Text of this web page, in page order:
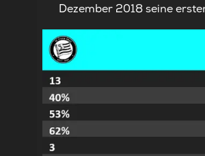
Dezember 2018 seine